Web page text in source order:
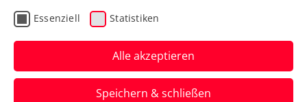
Tennis Europe: Gleich
zwei Finaleinzüge für
Maislinger in Ptuj
Essenziell Statistiken
Alle akzeptieren
Speichern & schließen